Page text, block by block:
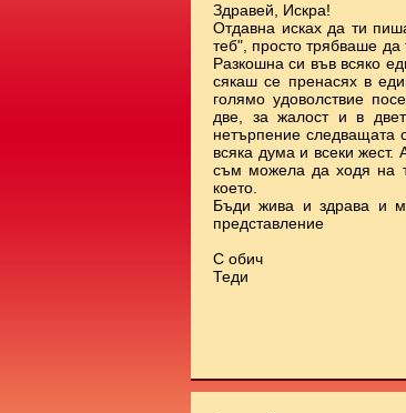
Здравей, Искра!
Отдавна исках да ти
теб", просто трябваше
Разкошна си във всяко
сякаш се пренасях в
голямо удоволствие
две, за жалост и в
нетърпение следващата
всяка дума и всеки
съм можела да ходя на
което.
Бъди жива и здрава и
представление
С обич
Теди